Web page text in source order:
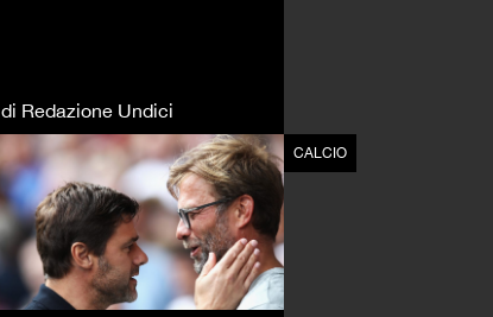
di Redazione Undici
CALCIO CALCIO